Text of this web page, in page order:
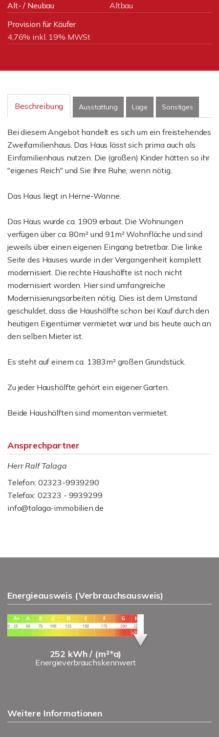
Alt- / Neubau
Altbau
Provision für Käufer
4,76% inkl. 19% MWSt
Beschreibung Ausstattung Lage Sonstiges
Bei diesem Angebot handelt es sich um ein freistehendes
Zweifamilienhaus. Das Haus lässt sich prima auch als
Einfamilienhaus nutzen. Die (großen) Kinder hätten so ihr
"eigenes Reich" und Sie Ihre Ruhe, wenn nötig.
Das Haus liegt in Herne-Wanne.
Das Haus wurde ca. 1909 erbaut. Die Wohnungen
verfügen über ca. 80m² und 91m² Wohnfläche und sind
jeweils über einen eigenen Eingang betretbar. Die linke
Seite des Hauses wurde in der Vergangenheit komplett
modernisiert. Die rechte Haushälfte ist noch nicht
modernisiert worden. Hier sind umfangreiche
Modernisierungsarbeiten nötig. Dies ist dem Umstand
geschuldet, dass die Haushälfte schon bei Kauf durch den
heutigen Eigentümer vermietet war und bis heute auch an
den selben Mieter ist.
Es steht auf einem ca. 1383m² großen Grundstück.
Zu jeder Haushälfte gehört ein eigener Garten.
Beide Haushälften sind momentan vermietet.
Ansprechpartner
Herr Ralf Talaga
Telefon: 02323-9939290
Telefax: 02323 - 9939299
info@talaga-immobilien.de
Energieausweis (Verbrauchsausweis)
252 kWh / (m²*a)
Energieverbrauchskennwert
Weitere Informationen